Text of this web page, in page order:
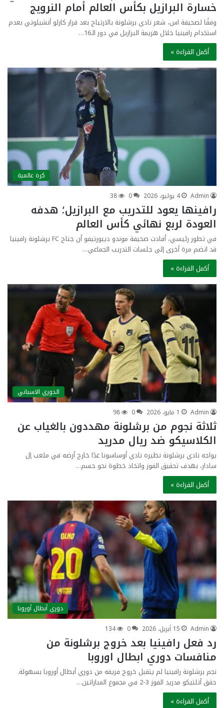
خسارة البرازيل بكأس العالم أمام النرويج
وفقًا لصحيفة اس، شعر نادي برشلونة بالارتياح بعد قرار كارلو أنشيلوتي بعدم
استخدام رافينيا خلال هزيمة البرازيل في دور الـ16…
أكمل القراءة »
كرة عالمية
Admin
4 يوليو، 2026 0
38
رافينها يعود للتدريب مع البرازيل؛ هدفه
العودة لربع نهائي كأس العالم
في تطور رئيسي، أفادت صحيفة موندو ديبورتيفو أن جناح FC برشلونة رافينيا
قد انضم مرة أخرى إلى جلسات التدريب الجماعي…
أكمل القراءة »
الدوري الاسباني
Admin
1 مايو، 2026 0
98
ثلاثة نجوم من برشلونة مهددون بالغياب عن
الكلاسيكو ضد ريال مدريد
يواجه نادي برشلونة نظيره نادي أوساسونا غدًا خارج أرضه في ملعب إل
سادار، بهدف تحقيق الفوز واتخاذ خطوة نحو حسم…
أكمل القراءة »
دوري أبطال أوروبا
Admin
15 أبريل، 2026 0
134
رد فعل رافينيا بعد خروج برشلونة من
منافسات دوري ابطال اوروبا
نجم برشلونة رافينيا لم يتقبل خروج فريقه من دوري أبطال أوروبا بسهولة.
حقق أتلتيكو مدريد الفوز 3-2 في مجموع المباراتين…
أكمل القراءة »